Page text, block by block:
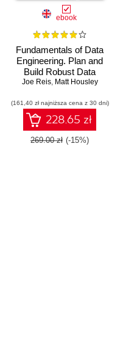
ebook
Fundamentals of Data
Engineering. Plan and
Build Robust Data
Systems
Joe Reis, Matt Housley
(161,40 zł najniższa cena z 30 dni)
228.65 zł
269.00 zł (-15%)